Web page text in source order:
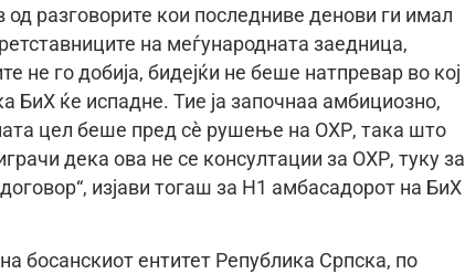
разговорите кои последниве денови ги имал
на меѓународната заедница,
го добија, бидејќи не беше натпревар во кој
БиХ ќе испадне. Тие ја започнаа амбициозно,
цел беше пред сѐ рушење на ОХР, така што
дека ова не се консултации за ОХР, туку за
изјави тогаш за Н1 амбасадорот на БиХ
босанскиот ентитет Република Српска, по